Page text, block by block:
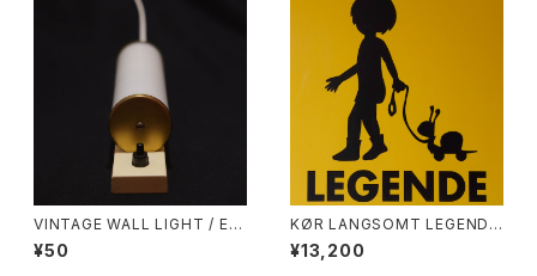
VINTAGE WALL LIGHT / EU
ROPE
¥50
KØR LANGSOMT LEGENDE
BØRN / DENMARK
¥13,200